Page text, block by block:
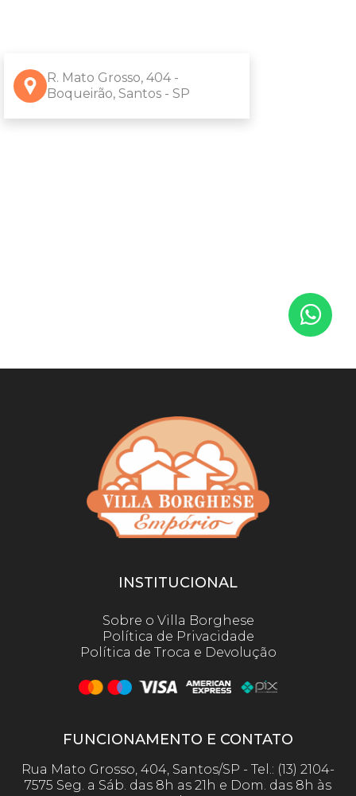
R. Mato Grosso, 404 -
Boqueirão, Santos - SP
INSTITUCIONAL
Sobre o Villa Borghese
Política de Privacidade
Política de Troca e Devolução
FUNCIONAMENTO E CONTATO
Rua Mato Grosso, 404, Santos/SP - Tel.: (13) 2104-
7575 Seg. a Sáb. das 8h as 21h e Dom. das 8h às